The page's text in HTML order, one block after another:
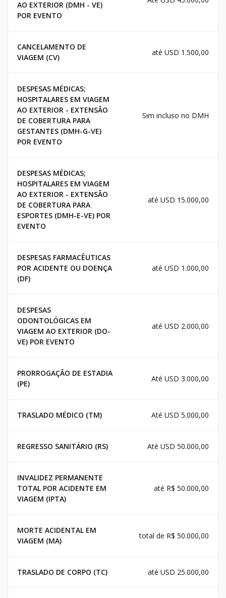
AO EXTERIOR (DMH - VE)
POR EVENTO
CANCELAMENTO DE
VIAGEM (CV)
até USD 1.500,00
DESPESAS MÉDICAS;
HOSPITALARES EM VIAGEM
AO EXTERIOR - EXTENSÃO
DE COBERTURA PARA
GESTANTES (DMH-G-VE)
POR EVENTO
Sim incluso no DMH
DESPESAS MÉDICAS;
HOSPITALARES EM VIAGEM
AO EXTERIOR - EXTENSÃO
DE COBERTURA PARA
ESPORTES (DMH-E-VE) POR
EVENTO
até USD 15.000,00
DESPESAS FARMACÊUTICAS
POR ACIDENTE OU DOENÇA
(DF)
até USD 1.000,00
DESPESAS
ODONTOLÓGICAS EM
VIAGEM AO EXTERIOR (DO-
VE) POR EVENTO
até USD 2.000,00
PRORROGAÇÃO DE ESTADIA
(PE)
Até USD 3.000,00
TRASLADO MÉDICO (TM) Até USD 5.000,00
REGRESSO SANITÁRIO (RS) Até USD 50.000,00
INVALIDEZ PERMANENTE
TOTAL POR ACIDENTE EM
VIAGEM (IPTA)
até R$ 50.000,00
MORTE ACIDENTAL EM
VIAGEM (MA)
total de R$ 50.000,00
TRASLADO DE CORPO (TC) até USD 25.000,00